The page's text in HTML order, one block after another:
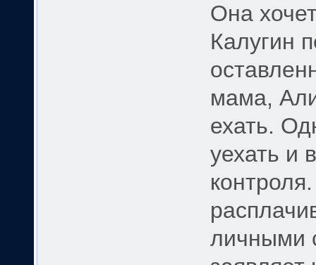
Она
Калугин
мама,
ехать.
уехать и
личными